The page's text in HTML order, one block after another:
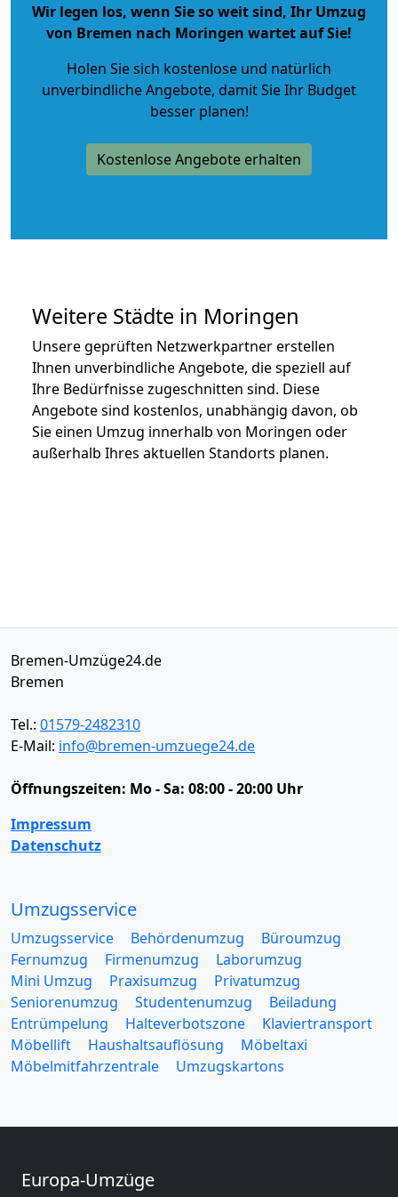
Wir legen los, wenn Sie so weit sind, Ihr Umzug
von Bremen nach Moringen wartet auf Sie!
Holen Sie sich kostenlose und natürlich
unverbindliche Angebote, damit Sie Ihr Budget
besser planen!
Kostenlose Angebote erhalten
Weitere Städte in Moringen
Unsere geprüften Netzwerkpartner erstellen
Ihnen unverbindliche Angebote, die speziell auf
Ihre Bedürfnisse zugeschnitten sind. Diese
Angebote sind kostenlos, unabhängig davon, ob
Sie einen Umzug innerhalb von Moringen oder
außerhalb Ihres aktuellen Standorts planen.
Bremen-Umzüge24.de
Bremen
Tel.: 01579-2482310
E-Mail: info@bremen-umzuege24.de
Öffnungszeiten: Mo - Sa: 08:00 - 20:00 Uhr
Impressum
Datenschutz
Umzugsservice
Umzugsservice Behördenumzug
Büroumzug
Fernumzug
Firmenumzug
Laborumzug
Mini Umzug
Praxisumzug
Privatumzug
Seniorenumzug
Studentenumzug
Beiladung
Entrümpelung
Halteverbotszone
Klaviertransport
Möbellift
Haushaltsauflösung
Möbeltaxi
Möbelmitfahrzentrale
Umzugskartons
Europa-Umzüge